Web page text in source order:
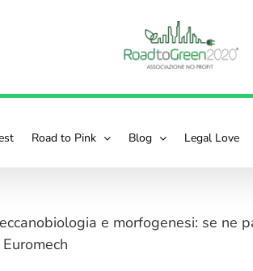
Road to Pink Blog Legal Love
e morfogenesi: se ne